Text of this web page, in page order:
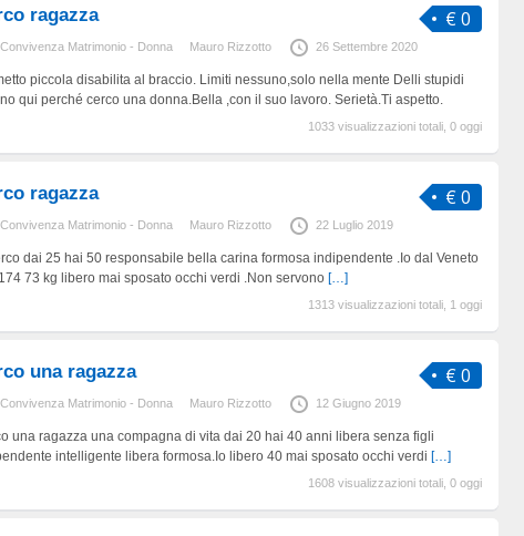
€ 0
ragazza
Convivenza Matrimonio - Donna Mauro Rizzotto 26 Settembre 2020
piccola disabilita al braccio. Limiti nessuno,solo nella mente Delli stupidi
qui perché cerco una donna.Bella ,con il suo lavoro. Serietà.Ti aspetto.
1033 visualizzazioni totali, 0 oggi
€ 0
ragazza
Convivenza Matrimonio - Donna Mauro Rizzotto 22 Luglio 2019
dai 25 hai 50 responsabile bella carina formosa indipendente .Io dal Veneto
73 kg libero mai sposato occhi verdi .Non servono […]
1313 visualizzazioni totali, 1 oggi
€ 0
una ragazza
Convivenza Matrimonio - Donna Mauro Rizzotto 12 Giugno 2019
una ragazza una compagna di vita dai 20 hai 40 anni libera senza figli
intelligente libera formosa.Io libero 40 mai sposato occhi verdi […]
1608 visualizzazioni totali, 0 oggi